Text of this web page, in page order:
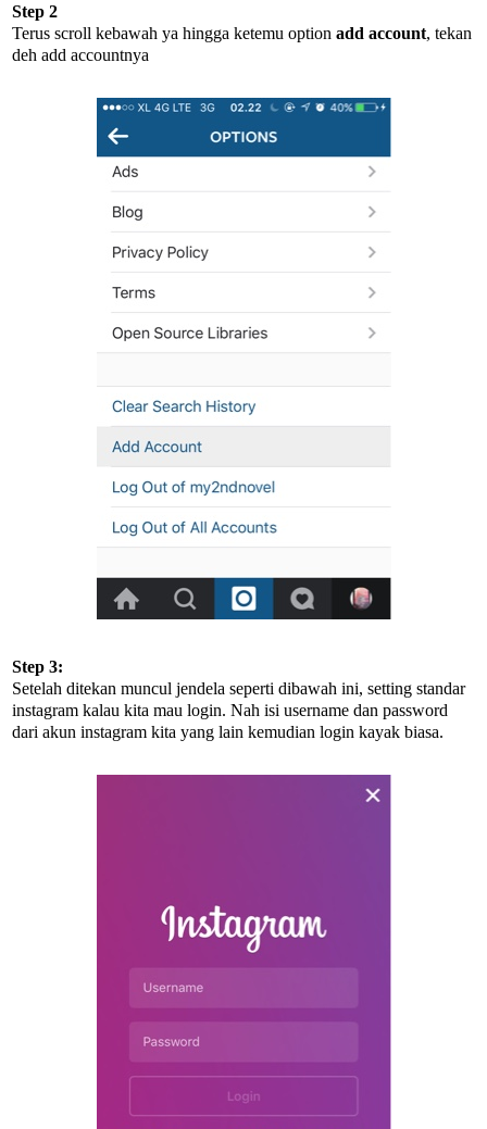
Step 2
Terus scroll kebawah ya hingga ketemu option add account, tekan
deh add accountnya
Step 3:
Setelah ditekan muncul jendela seperti dibawah ini, setting standar
instagram kalau kita mau login. Nah isi username dan password
dari akun instagram kita yang lain kemudian login kayak biasa.